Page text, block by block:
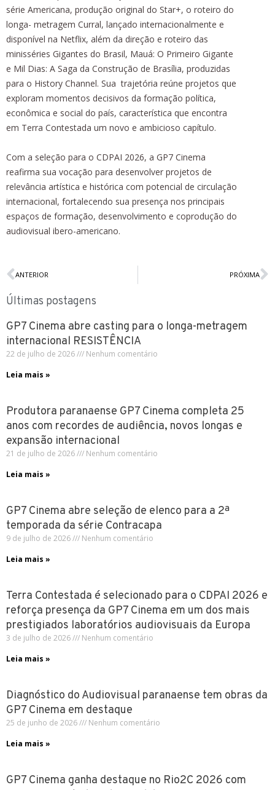
série Americana, produção original do Star+, o roteiro do
longa- metragem Curral, lançado internacionalmente e
disponível na Netflix, além da direção e roteiro das
minisséries Gigantes do Brasil, Mauá: O Primeiro Gigante
e Mil Dias: A Saga da Construção de Brasília, produzidas
para o History Channel. Sua trajetória reúne projetos que
exploram momentos decisivos da formação política,
econômica e social do país, característica que encontra
em Terra Contestada um novo e ambicioso capítulo.
Com a seleção para o CDPAI 2026, a GP7 Cinema
reafirma sua vocação para desenvolver projetos de
relevância artística e histórica com potencial de circulação
internacional, fortalecendo sua presença nos principais
espaços de formação, desenvolvimento e coprodução do
audiovisual ibero-americano.
ANTERIOR PRÓXIMA
Últimas postagens
GP7 Cinema abre casting para o longa-metragem
internacional RESISTÊNCIA
22 de julho de 2026
Nenhum comentário
Leia mais »
Produtora paranaense GP7 Cinema completa 25
anos com recordes de audiência, novos longas e
expansão internacional
21 de julho de 2026
Nenhum comentário
Leia mais »
GP7 Cinema abre seleção de elenco para a 2ª
temporada da série Contracapa
9 de julho de 2026
Nenhum comentário
Leia mais »
Terra Contestada é selecionado para o CDPAI 2026 e
reforça presença da GP7 Cinema em um dos mais
prestigiados laboratórios audiovisuais da Europa
3 de julho de 2026
Nenhum comentário
Leia mais »
Diagnóstico do Audiovisual paranaense tem obras da
GP7 Cinema em destaque
25 de junho de 2026
Nenhum comentário
Leia mais »
GP7 Cinema ganha destaque no Rio2C 2026 com